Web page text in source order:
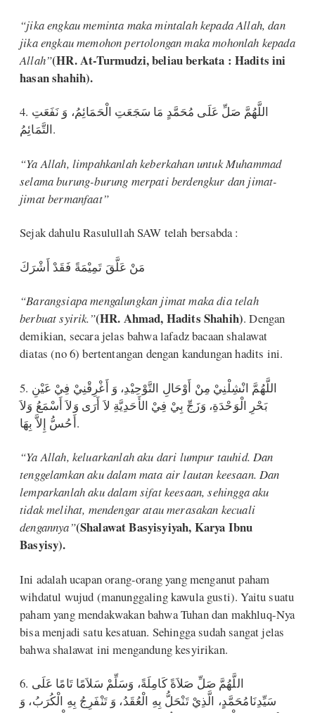
“jika engkau meminta maka mintalah kepada Allah, dan
jika engkau memohon pertolongan maka mohonlah kepada
Allah”(HR. At-Turmudzi, beliau berkata : Hadits ini
hasan shahih).
4. اللَّهُمَّ صَلِّ عَلَى مُحَمَّدٍ مَا سَجَعَتِ الْحَمَائِمُ، وَ نَفَعَتِ
التَّمَائِمُ.
“Ya Allah, limpahkanlah keberkahan untuk Muhammad
selama burung-burung merpati berdengkur dan jimat-
jimat bermanfaat”
Sejak dahulu Rasulullah SAW telah bersabda :
مَنْ عَلَّقَ تَمِيْمَةً فَقَدْ أَشْرَكَ
“Barangsiapa mengalungkan jimat maka dia telah
berbuat syirik.”(HR. Ahmad, Hadits Shahih). Dengan
demikian, secara jelas bahwa lafadz bacaan shalawat
diatas (no 6) bertentangan dengan kandungan hadits ini.
5. اللَّهُمَّ انْشِلْنِيْ مِنْ أَوْحَالِ التَّوْحِيْدِ، وَ أَغْرِقْنِيْ فِيْ عَيْنِ
بَحْرِ الْوَحْدَةِ، وَزَجِّ بِيْ فِيْ الأَحَدِيَّةِ لاَ أَرَى وَلاَ أَسْمَعُ وَلاَ
أَحُسُّ إِلاَّ بِهَا.
“Ya Allah, keluarkanlah aku dari lumpur tauhid. Dan
tenggelamkan aku dalam mata air lautan keesaan. Dan
lemparkanlah aku dalam sifat keesaan, sehingga aku
tidak melihat, mendengar atau merasakan kecuali
dengannya”(Shalawat Basyisyiyah, Karya Ibnu
Basyisy).
Ini adalah ucapan orang-orang yang menganut paham
wihdatul wujud (manunggaling kawula gusti). Yaitu suatu
paham yang mendakwakan bahwa Tuhan dan makhluq-Nya
bisa menjadi satu kesatuan. Sehingga sudah sangat jelas
bahwa shalawat ini mengandung kesyirikan.
6. اللَّهُمَّ صَلِّ صَلاَةً كَامِلَةً، وَسَلِّمْ سَلاَمًا تَامًا عَلَى
سَيِّدِنَامُحَمَّدٍ، الَّذِيْ تَنْحَلُّ بِهِ الْعُقَدُ، وَ تَنْفَرِجُ بِهِ الْكُرَبُ، وَ